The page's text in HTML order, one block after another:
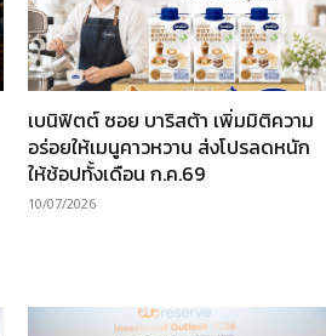
เบนิฟิตต์ ซอย บาริสต้า เพิ่มมิติความ
อร่อยให้เมนูคาวหวาน ส่งโปรลดหนัก
ให้ช้อปทั้งเดือน ก.ค.69
10/07/2026